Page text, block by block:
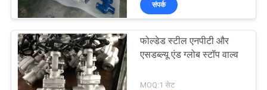
PRIVACY
POLICY
संपर्क
फोल्डेड स्टील एनपीटी और
एसडब्ल्यू एंड ग्लोब स्टॉप वाल्व
MOQ:1 सेट